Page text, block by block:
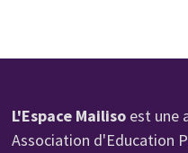
L'Espace Mailiso est une
Association d'Education